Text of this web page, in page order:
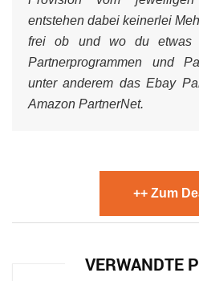
entstehen dabei keinerlei
frei ob und wo du etwas
Partnerprogrammen und
unter anderem das Ebay
Amazon PartnerNet.
++ Zum
VERWANDTE